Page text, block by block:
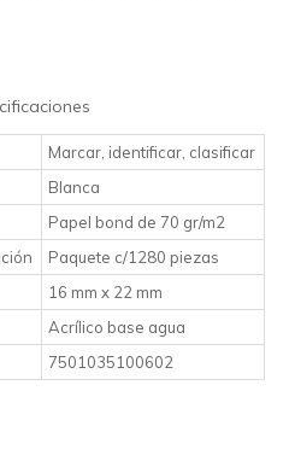
Marcar, identificar, clasificar
Blanca
Papel bond de 70 gr/m2
Paquete c/1280 piezas
16 mm x 22 mm
Acrílico base agua
7501035100602